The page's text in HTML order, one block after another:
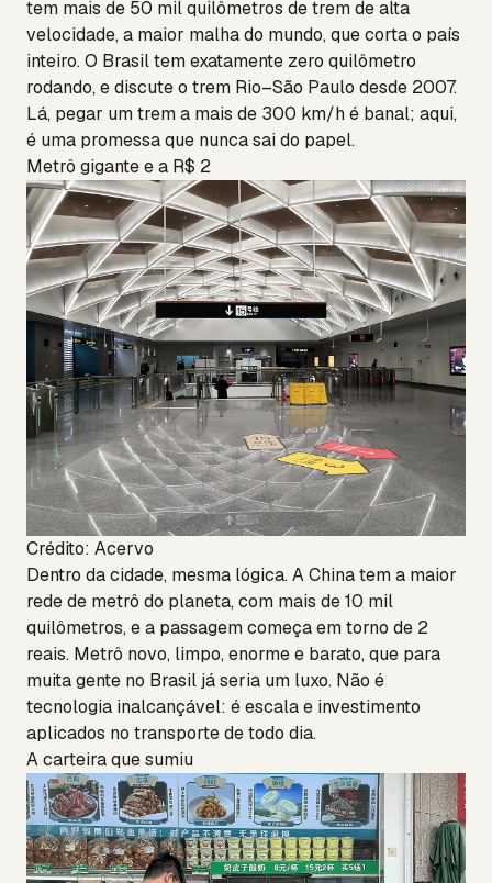
tem mais de 50 mil quilômetros de trem de alta
velocidade, a maior malha do mundo, que corta o país
inteiro. O Brasil tem exatamente zero quilômetro
rodando, e discute o trem Rio–São Paulo desde 2007.
Lá, pegar um trem a mais de 300 km/h é banal; aqui,
é uma promessa que nunca sai do papel.
Metrô gigante e a R$ 2
Crédito: Acervo
Dentro da cidade, mesma lógica. A China tem a maior
rede de metrô do planeta, com mais de 10 mil
quilômetros, e a passagem começa em torno de 2
reais. Metrô novo, limpo, enorme e barato, que para
muita gente no Brasil já seria um luxo. Não é
tecnologia inalcançável: é escala e investimento
aplicados no transporte de todo dia.
A carteira que sumiu